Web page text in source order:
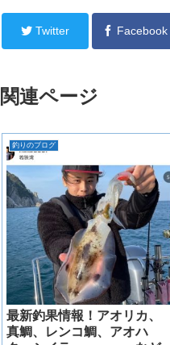
Twitter Facebook
関連ページ
釣りのブログ
最新釣果情報！アオリカ、
真鯛、レンコ鯛、アオハ